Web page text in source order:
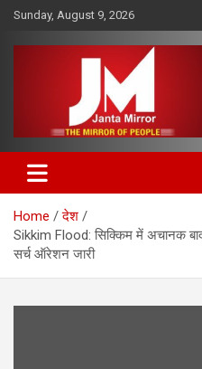
Skip
content
Sunday, August 9, 2026
Janta Mirror
Home
देश
Sikkim Flood: सिक्किम में अचानक
सर्च ऑरेशन जारी